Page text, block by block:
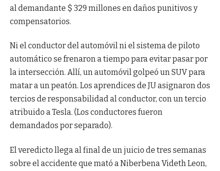
al demandante $ 329 millones en daños punitivos y
compensatorios.
Ni el conductor del automóvil ni el sistema de piloto
automático se frenaron a tiempo para evitar pasar por
la intersección. Allí, un automóvil golpeó un SUV para
matar a un peatón. Los aprendices de JU asignaron dos
tercios de responsabilidad al conductor, con un tercio
atribuido a Tesla. (Los conductores fueron
demandados por separado).
El veredicto llega al final de un juicio de tres semanas
sobre el accidente que mató a Niberbena Videth Leon,